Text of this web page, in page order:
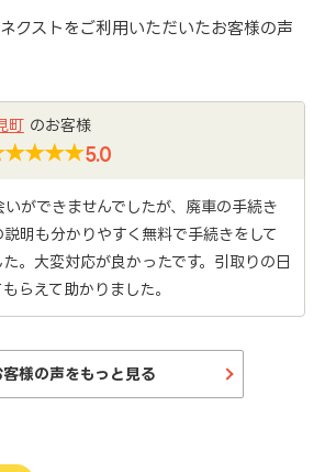
クストをご利用いただいたお客様の声
町のお客様
5.0
ができませんでしたが、廃車の手続き
明も分かりやすく無料で手続きをして
。大変対応が良かったです。引取りの日
らえて助かりました。
客様の声をもっと見る